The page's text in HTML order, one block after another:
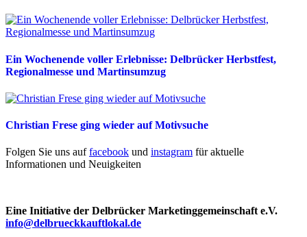
Ein Wochenende voller Erlebnisse: Delbrücker Herbstfest,
Regionalmesse und Martinsumzug
Christian Frese ging wieder auf Motivsuche
Folgen Sie uns auffacebook und instagram für aktuelle
Informationen und Neuigkeiten
Eine Initiative der Delbrücker Marketinggemeinschaft e.V.
info@delbrueckkauftlokal.de